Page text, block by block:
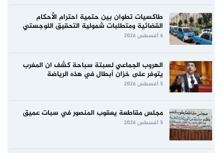
طاكسيات تطوان بين حتمية احترام الأحكام
القضائية ومتطلبات شمولية التحقيق اللوجستي
6 أغسطس 2026
الهروب الجماعي لسبتة سباحة كشف ان المغرب
يتوفر على خزان أبطال في هذه الرياضة
5 أغسطس 2026
مجلس مقاطعة يعقوب المنصور في سبات عميق
5 أغسطس 2026